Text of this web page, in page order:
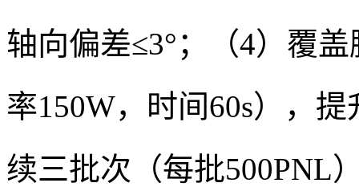
轴向偏差≤3°；（4）覆
率150W，时间60s），
续三批次（每批500PNL